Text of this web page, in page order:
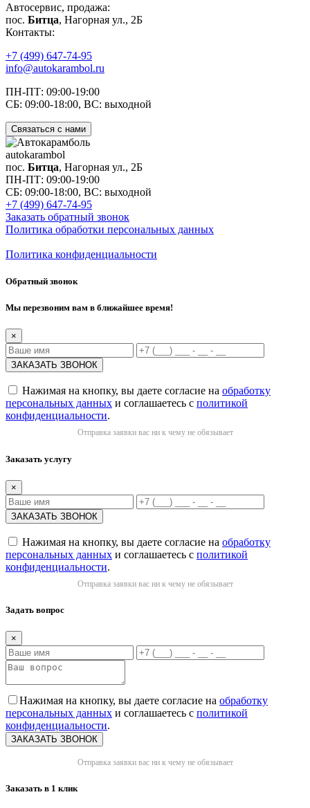
Автосервис, продажа:
пос. Битца, Нагорная ул., 2Б
Контакты:
+7 (499) 647-74-95
info@autokarambol.ru
ПН-ПТ: 09:00-19:00
СБ: 09:00-18:00, ВС: выходной
Связаться с нами
autokarambol
пос. Битца, Нагорная ул., 2Б
ПН-ПТ: 09:00-19:00
СБ: 09:00-18:00, ВС: выходной
+7 (499) 647-74-95
Заказать обратный звонок
Политика обработки персональных данных
Политика конфиденциальности
Обратный звонок
Мы перезвоним вам в ближайшее время!
×
Нажимая на кнопку, вы даете согласие на обработку
персональных данных и соглашаетесь с политикой
конфиденциальности.
Отправка заявки вас ни к чему не обязывает
Заказать услугу
×
Нажимая на кнопку, вы даете согласие на обработку
персональных данных и соглашаетесь с политикой
конфиденциальности.
Отправка заявки вас ни к чему не обязывает
Задать вопрос
×
Нажимая на кнопку, вы даете согласие на обработку
персональных данных и соглашаетесь с политикой
конфиденциальности.
Отправка заявки вас ни к чему не обязывает
Заказать в 1 клик